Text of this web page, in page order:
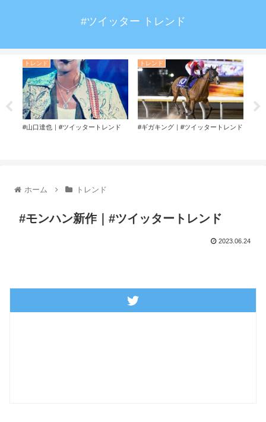
#ツイッター トレンド
トレンド
#山口達也｜#ツイッタートレンド
トレンド
#ギガキング｜#ツイッタートレンド
ホーム トレンド
#モンハン新作｜#ツイッタートレンド
2023.06.24